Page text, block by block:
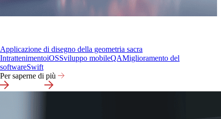
Applicazione di disegno della geometria sacra
IntrattenimentoiOSSviluppo mobileQAMiglioramento del
softwareSwift
Per saperne di più